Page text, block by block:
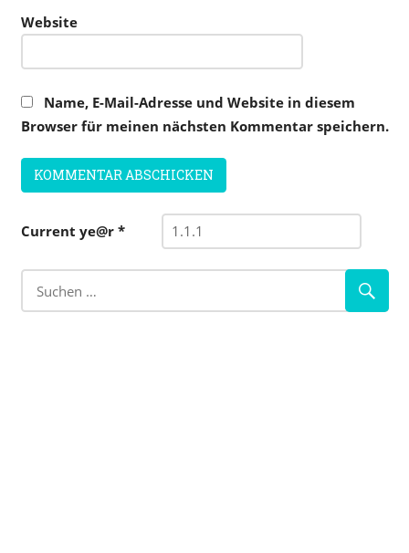
Website
Name, E-Mail-Adresse und Website in diesem
Browser für meinen nächsten Kommentar speichern.
Current ye@r *